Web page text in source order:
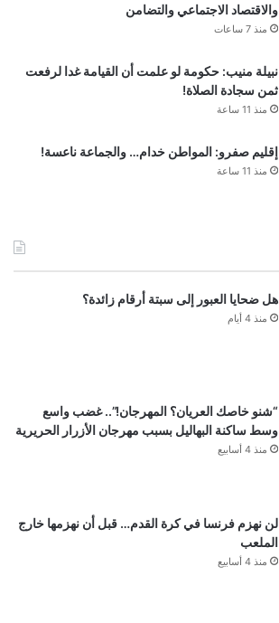
والاقتصاد الاجتماعي والتضامن
منذ 7 ساعات
نبيلة منيب: حكومة لو علمت أن القيامة غدا لرفعت
ثمن سجادة الصلاة!
منذ 11 ساعة
إقليم صفرو: المواطن خدام… والجماعة ناعسة!
منذ 11 ساعة
هل ضحايا العبور إلى سبتة أرقام زائدة؟
منذ 4 أيام
“شنو خاصك العريان؟ المهرجان!”.. غضب واسع
وسط ساكنة البهاليل بسبب مهرجان الأزرار الحريرية
منذ 4 أسابيع
لن نهزم فرنسا في كرة القدم… قبل أن نهزمها خارج
الملعب
منذ 4 أسابيع